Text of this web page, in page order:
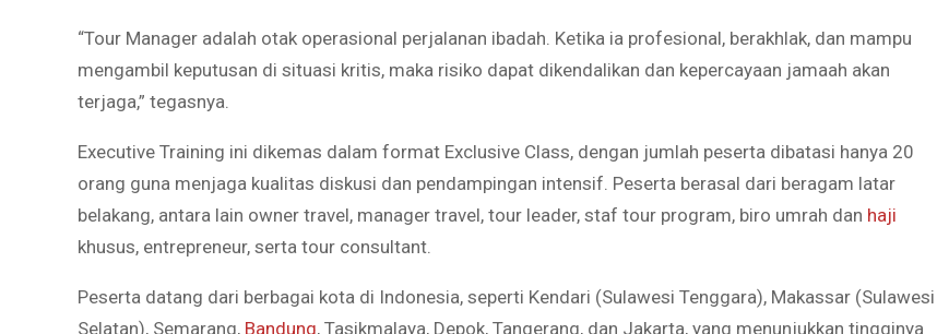
“Tour Manager adalah otak operasional perjalanan ibadah. Ketika ia profesional, berakhlak, dan mampu
mengambil keputusan di situasi kritis, maka risiko dapat dikendalikan dan kepercayaan jamaah akan
terjaga,” tegasnya.
Executive Training ini dikemas dalam format Exclusive Class, dengan jumlah peserta dibatasi hanya 20
orang guna menjaga kualitas diskusi dan pendampingan intensif. Peserta berasal dari beragam latar
belakang, antara lain owner travel, manager travel, tour leader, staf tour program, biro umrah dan haji
khusus, entrepreneur, serta tour consultant.
Peserta datang dari berbagai kota di Indonesia, seperti Kendari (Sulawesi Tenggara), Makassar (Sulawesi
Selatan), Semarang, Bandung, Tasikmalaya, Depok, Tangerang, dan Jakarta, yang menunjukkan tingginya